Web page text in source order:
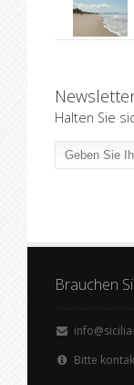
Halten Sie
Brauchen
Bitte